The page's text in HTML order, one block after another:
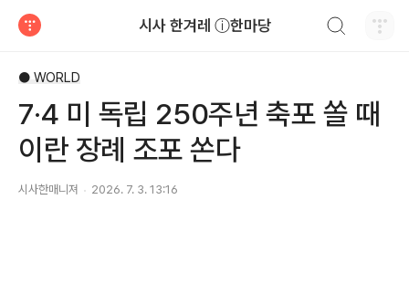
시사 한겨레 ⓘ한마당
● WORLD
7·4 미 독립 250주년 축포 쏠 때
이란 장례 조포 쏜다
시사한매니져 2026. 7. 3. 13:16